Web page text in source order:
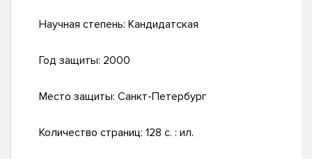
Научная степень: Кандидатская
Год защиты: 2000
Место защиты: Санкт-Петербург
Количество страниц: 128 с. : ил.